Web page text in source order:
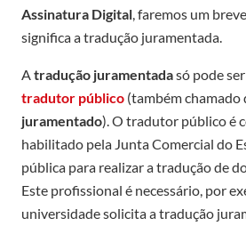
Assinatura Digital , faremos um
significa a tradução juramentada.
A tradução juramentadasó pode
tradutor público (também chamado
juramentado). O tradutor público é
habilitado pela Junta Comercial do
pública para realizar a tradução de
Este profissional é necessário, por
universidade solicita a tradução